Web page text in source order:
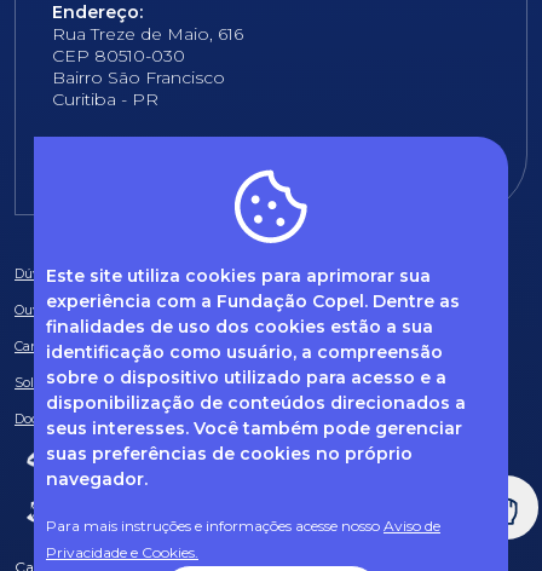
Este site utiliza cookies para aprimorar sua
experiência com a Fundação Copel. Dentre as
finalidades de uso dos cookies estão a sua
identificação como usuário, a compreensão
sobre o dispositivo utilizado para acesso e a
disponibilização de conteúdos direcionados a
seus interesses. Você também pode gerenciar
suas preferências de cookies no próprio
navegador.
Para mais instruções e informações acesse nosso Aviso de
Privacidade e Cookies.
Endereço:
Rua Treze de Maio, 616
CEP 80510-030
Bairro São Francisco
Curitiba - PR
Dúvidas frequentes
Ouvidoria
Canal de Denúncias
Solicitação de informações
Documentos obrigatórios
Caso tenha dúvidas sobre Privacidade de Dados e LGPD, entre em